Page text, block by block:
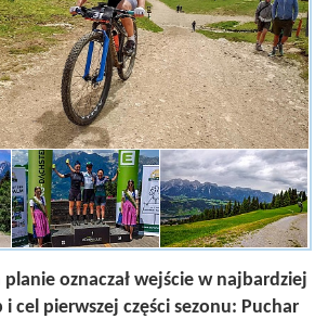
oznaczał wejście w najbardziej
cel pierwszej części sezonu: Puchar